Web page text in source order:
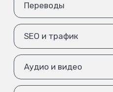
Переводы
SEO и трафик
Аудио и видео